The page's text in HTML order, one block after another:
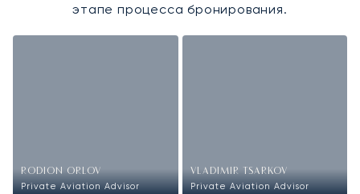
этапе процесса бронирования.
RODION ORLOV
Private Aviation Advisor
VLADIMIR TSARKOV
Private Aviation Advisor